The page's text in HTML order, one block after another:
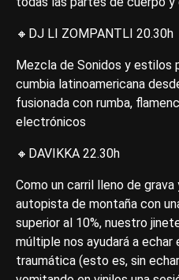
🔸DJ LI ZOMPANTLI 20.30h
Mezcla de Sonidos y estilos
cumbia latinoamericana
fusionada con rumba,
electrónicos
🔸DAVIKKA 22.30h
Como un carril lleno de
autopista de montaña con
superior al 10%, nuestro
múltiple nos ayudará a echar
traumática (esto es, sin